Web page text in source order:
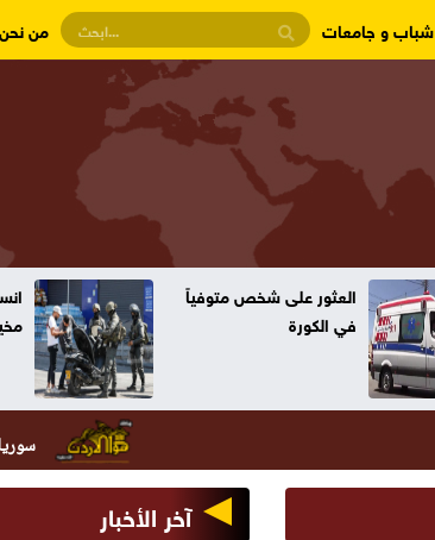
شباب و جامعات من نحن
العثور على شخص متوفياً
في الكورة
سوريا: تحييد
آخر الأخبار